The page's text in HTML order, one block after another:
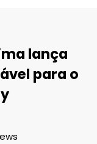
lança
para o